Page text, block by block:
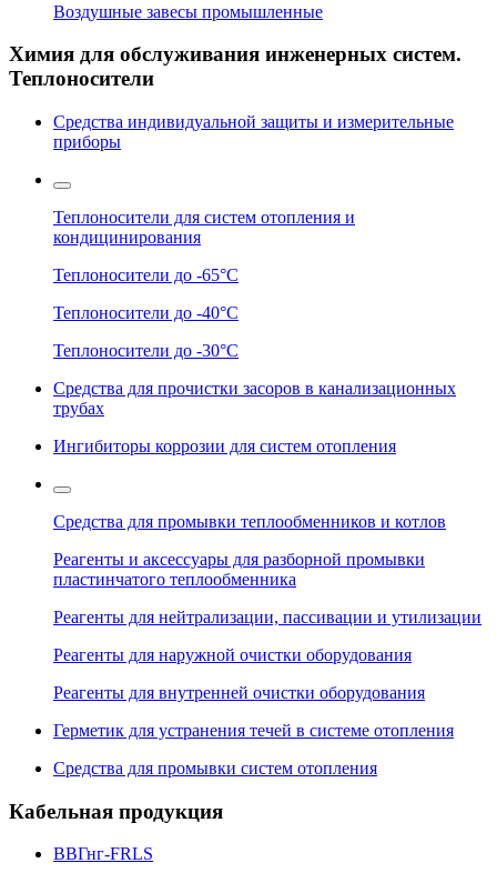
Воздушные завесы промышленные
Химия для обслуживания инженерных систем.
Теплоносители
Средства индивидуальной защиты и измерительные
приборы
Теплоносители для систем отопления и
кондицинирования
Теплоносители до -65°C
Теплоносители до -40°C
Теплоносители до -30°C
Средства для прочистки засоров в канализационных
трубах
Ингибиторы коррозии для систем отопления
Средства для промывки теплообменников и котлов
Реагенты и аксессуары для разборной промывки
пластинчатого теплообменника
Реагенты для нейтрализации, пассивации и утилизации
Реагенты для наружной очистки оборудования
Реагенты для внутренней очистки оборудования
Герметик для устранения течей в системе отопления
Средства для промывки систем отопления
Кабельная продукция
ВВГнг-FRLS